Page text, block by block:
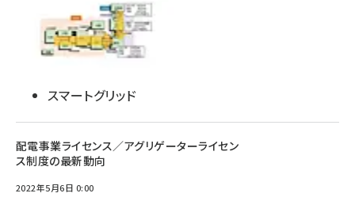
スマートグリッド
配電事業ライセンス／アグリゲーターライセン
ス制度の最新動向
2022年5月6日 0:00